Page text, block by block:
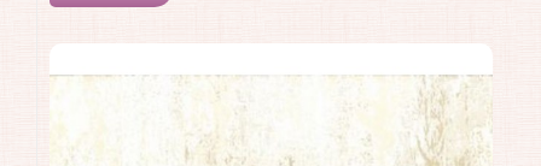
Коллекция:
Linnaeus
Длина рулона:
10